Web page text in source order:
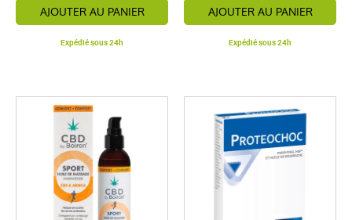
AJOUTER AU PANIER
Expédié sous 24h
AJOUTER AU PANIER
Expédié sous 24h